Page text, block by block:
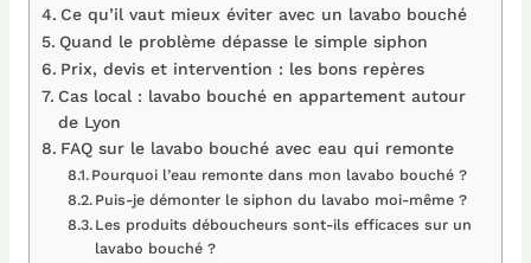
Ce qu’il vaut mieux éviter avec un lavabo bouché
Quand le problème dépasse le simple siphon
Prix, devis et intervention : les bons repères
Cas local : lavabo bouché en appartement autour
de Lyon
FAQ sur le lavabo bouché avec eau qui remonte
Pourquoi l’eau remonte dans mon lavabo bouché ?
Puis-je démonter le siphon du lavabo moi-même ?
Les produits déboucheurs sont-ils efficaces sur un
lavabo bouché ?